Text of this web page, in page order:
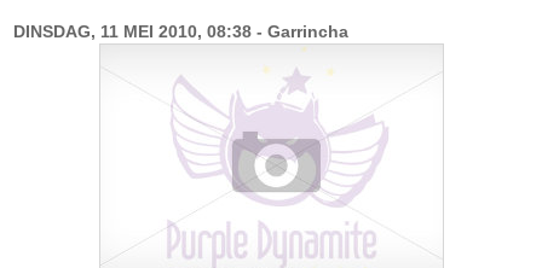
DINSDAG, 11 MEI 2010, 08:38 - Garrincha